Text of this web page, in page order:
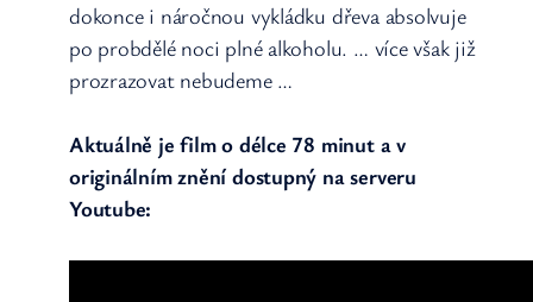
dokonce i náročnou vykládku dřeva absolvuje
po probdělé noci plné alkoholu. … více však již
prozrazovat nebudeme …
Aktuálně je film o délce 78 minut a v
originálním znění dostupný na serveru
Youtube: